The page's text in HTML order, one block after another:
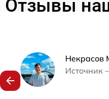
Отзывы
Некрасов
Источник –
Наши